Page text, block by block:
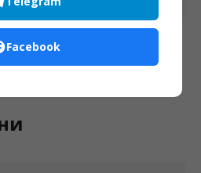
Facebook